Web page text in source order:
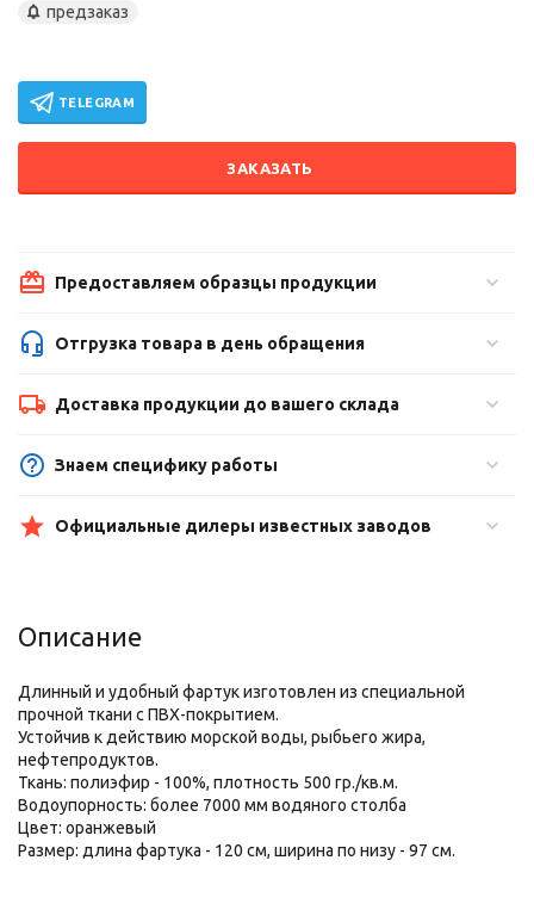
предзаказ
TELEGRAM
ЗАКАЗАТЬ
Предоставляем образцы продукции
Отгрузка товара в день обращения
Доставка продукции до вашего склада
Знаем специфику работы
Официальные дилеры известных заводов
Описание
Длинный и удобный фартук изготовлен из специальной
прочной ткани с ПВХ-покрытием.
Устойчив к действию морской воды, рыбьего жира,
нефтепродуктов.
Ткань: полиэфир - 100%, плотность 500 гр./кв.м.
Водоупорность: более 7000 мм водяного столба
Цвет: оранжевый
Размер: длина фартука - 120 см, ширина по низу - 97 см.